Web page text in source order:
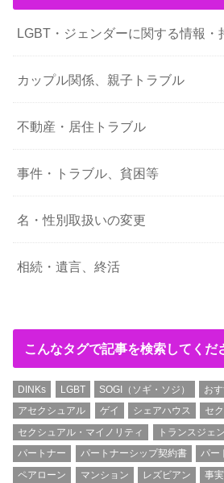
LGBT・ジェンダーに関する情報・
カップル関係、親子トラブル
不動産・居住トラブル
事件・トラブル、貧困等
名・性別取扱いの変更
相続・遺言、終活
こんなタグで記事を検索してくだ
DINKs LGBT SOGI（ソギ・ソジ） おす
アセクシュアル
ゲイ シェアハウス
セ
セクシュアル・マイノリティ
トランスジェ
パートナー
パートナーシップ契約書
パー
ペアローン
マンション レズビアン 事